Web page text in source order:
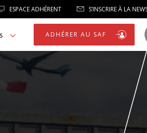
ESPACE ADHÉRENT S’INSCRIRE À LA
ADHÉRER AU SAF